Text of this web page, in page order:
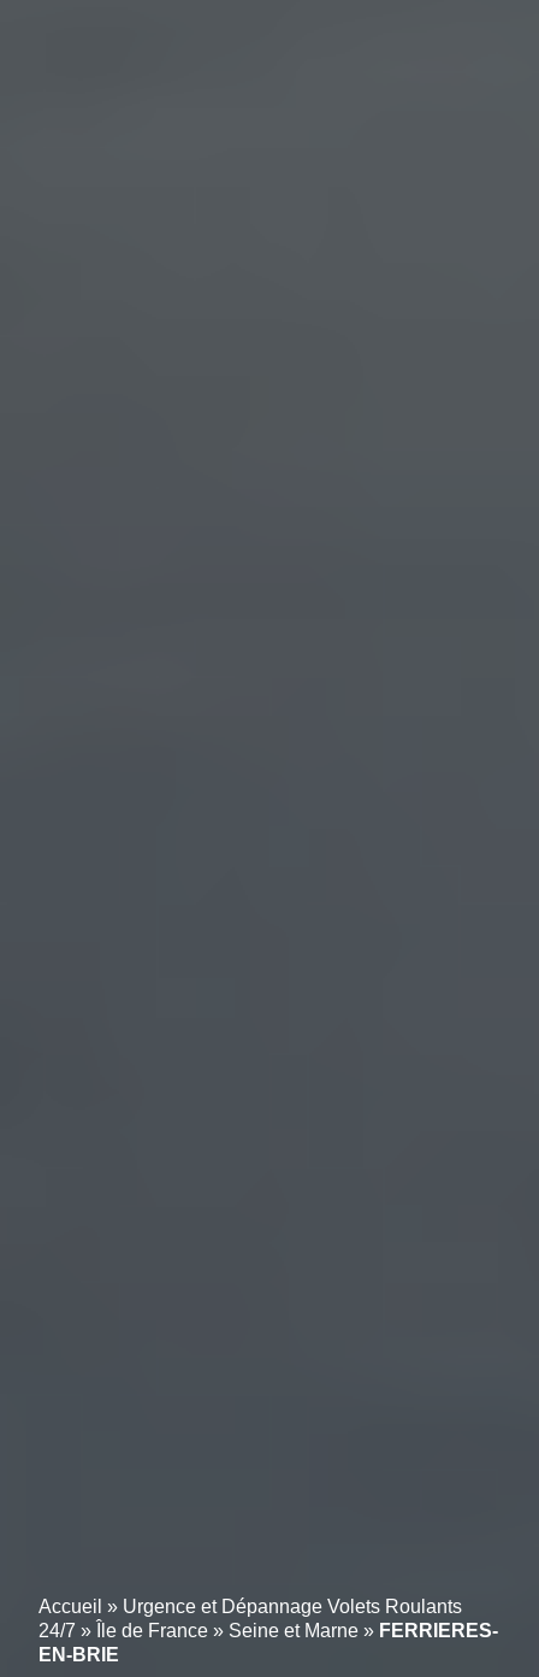
Accueil » Urgence et Dépannage Volets Roulants
24/7 » Île de France » Seine et Marne » FERRIERES-
EN-BRIE